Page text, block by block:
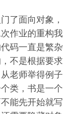
了面向对象，
作业的重构我
码一直是繁杂
不是根据要求
老师举得例子
类，书是一个
能先开始就写